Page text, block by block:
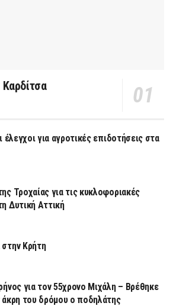
έλεγχοι για αγροτικές επιδοτήσεις στα
Τροχαίας για τις κυκλοφοριακές
Δυτική Αττική
Κρήτη
για τον 55χρονο Μιχάλη – Βρέθηκε
άκρη του δρόμου ο ποδηλάτης